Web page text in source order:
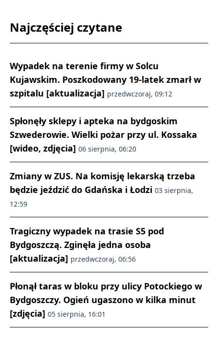
Najczęściej czytane
Wypadek na terenie firmy w Solcu
Kujawskim. Poszkodowany 19-latek zmarł w
szpitalu [aktualizacja] przedwczoraj, 09:12
Spłonęły sklepy i apteka na bydgoskim
Szwederowie. Wielki pożar przy ul. Kossaka
[wideo, zdjęcia] 06 sierpnia, 06:20
Zmiany w ZUS. Na komisję lekarską trzeba
będzie jeździć do Gdańska i Łodzi 03 sierpnia,
12:59
Tragiczny wypadek na trasie S5 pod
Bydgoszczą. Zginęła jedna osoba
[aktualizacja] przedwczoraj, 06:56
Płonął taras w bloku przy ulicy Potockiego w
Bydgoszczy. Ogień ugaszono w kilka minut
[zdjęcia] 05 sierpnia, 16:01